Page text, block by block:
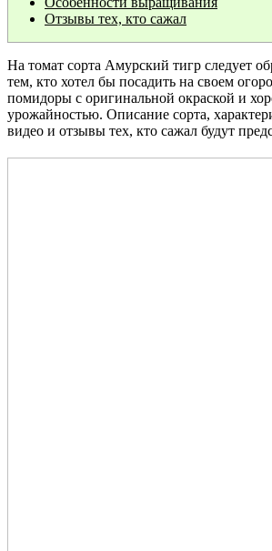
Отзывы тех, кто сажал
На томат сорта Амурский тигр следует
тем, кто хотел бы посадить на своем
помидоры с оригинальной окраской и
урожайностью. Описание сорта,
видео и отзывы тех, кто сажал будут